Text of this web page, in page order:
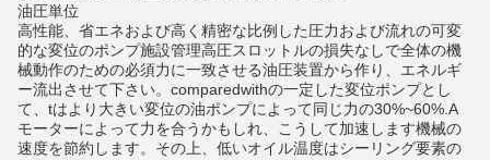
油圧単位
高性能、省エネおよび高く精密な比例した圧力および流れの可変
的な変位のポンプ施設管理高圧スロットルの損失なしで全体の機
械動作のための必須力に一致させる油圧装置から作り、エネルギ
ー流出させて下さい。comparedwithの一定した変位ポンプとし
て、tはより大きい変位の油ポンプによって同じ力の30%~60%.A
モーターによって力を合うかもしれ、こうして加速します機械の
速度を節約します。その上、低いオイル温度はシーリング要素の